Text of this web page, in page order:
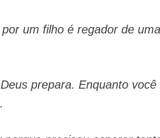
um filho é regador de
prepara. Enquanto você